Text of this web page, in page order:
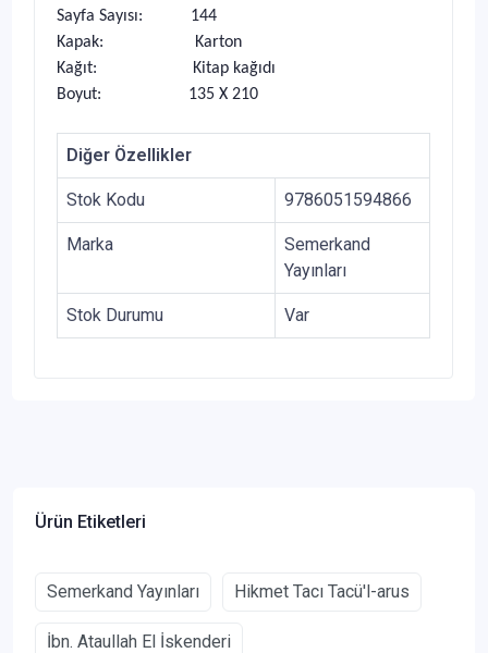
Sayfa Sayısı: 144
Kapak: Karton
Kağıt: Kitap kağıdı
Boyut: 135 X 210
Diğer Özellikler
Stok Kodu 9786051594866
Marka
Semerkand
Yayınları
Stok Durumu Var
Ürün Etiketleri
Semerkand Yayınları Hikmet Tacı Tacü'l-arus
İbn. Ataullah El İskenderi